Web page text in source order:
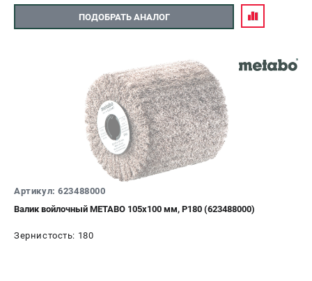
ПОДОБРАТЬ АНАЛОГ
Артикул: 623488000
Валик войлочный METABO 105х100 мм, P180 (623488000)
Зернистость: 180